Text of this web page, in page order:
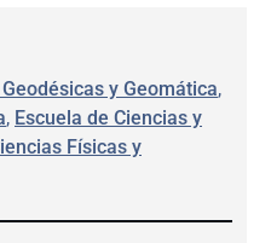
y Geomática
, Escuela de Ciencias y
Físicas y